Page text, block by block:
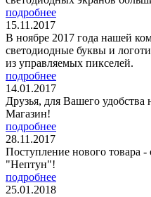
подробнее
15.11.2017
В ноябре 2017 года нашей
светодиодные буквы и
из управляемых пикселей.
подробнее
14.01.2017
Друзья, для Вашего удобства
Магазин!
подробнее
28.11.2017
Поступление нового товара
"Нептун"!
подробнее
25.01.2018